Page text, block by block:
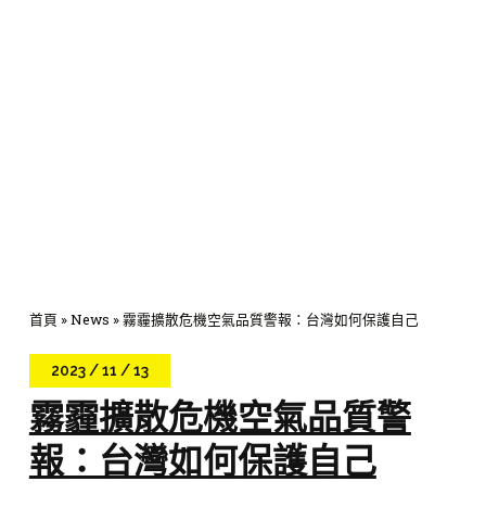
首頁 »News »霧霾擴散危機空氣品質警報：台灣如何保護自己
2023 / 11 / 13
霧霾擴散危機空氣品質警
報：台灣如何保護自己